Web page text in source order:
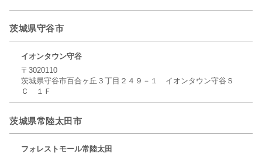
茨城県守谷市
イオンタウン守谷
〒3020110
茨城県守谷市百合ヶ丘３丁目２４９－１ イオンタウン守谷Ｓ
Ｃ １Ｆ
茨城県常陸太田市
フォレストモール常陸太田